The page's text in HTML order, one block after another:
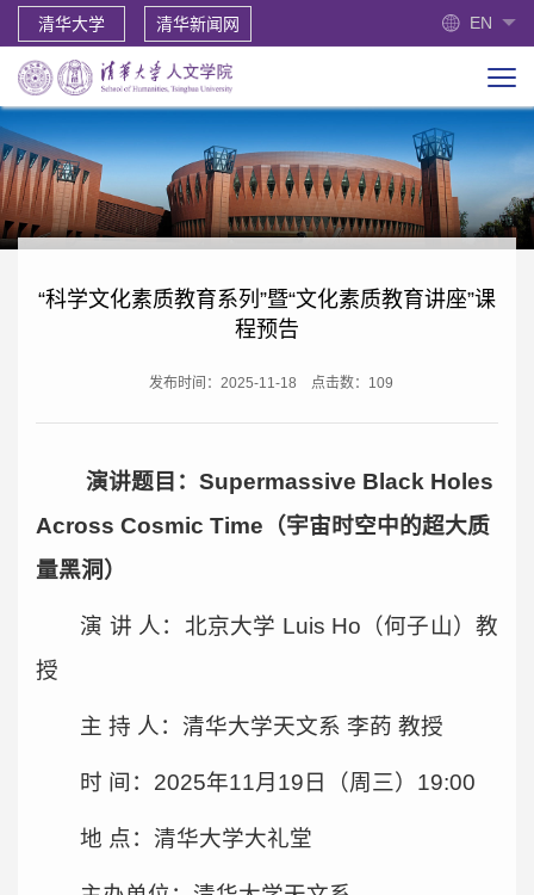
EN
清华大学 清华新闻网
“科学文化素质教育系列”暨“文化素质教育讲座”课
程预告
发布时间：2025-11-18 点击数： 109
演讲题目：Supermassive Black Holes
Across Cosmic Time（宇宙时空中的超大质
量黑洞）
演 讲 人：北京大学 Luis Ho（何子山）教
授
主 持 人：清华大学天文系 李菂 教授
时 间：2025年11月19日（周三）19:00
地 点：清华大学大礼堂